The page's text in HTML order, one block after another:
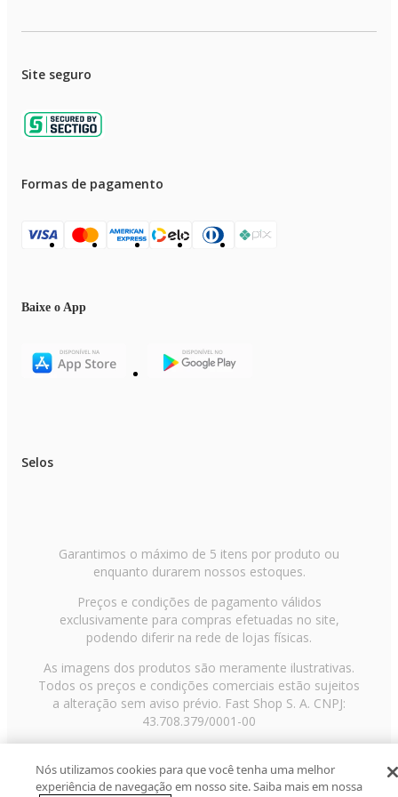
Site seguro
Formas de pagamento
Baixe o App
Selos
Garantimos o máximo de 5 itens por produto ou
enquanto durarem nossos estoques.
Preços e condições de pagamento válidos
exclusivamente para compras efetuadas no site,
podendo diferir na rede de lojas físicas.
As imagens dos produtos são meramente ilustrativas.
Todos os preços e condições comerciais estão sujeitos
a alteração sem aviso prévio. Fast Shop S. A. CNPJ:
43.708.379/0001-00
Paulo/SP, CEP 02029-001, Telefone: 11 3003-3728 ©
2013 Fast Shop - Todos os direitos reservadosRF
Nós utilizamos cookies para que você tenha uma melhor
experiência de navegação em nosso site. Saiba mais em nossa